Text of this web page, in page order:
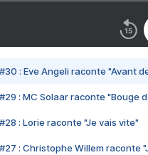
#30 : Eve Angeli raconte "Avant
#29 : MC Solaar raconte "Bouge
#28 : Lorie raconte "Je vais vite"
#27 : Christophe Willem raconte